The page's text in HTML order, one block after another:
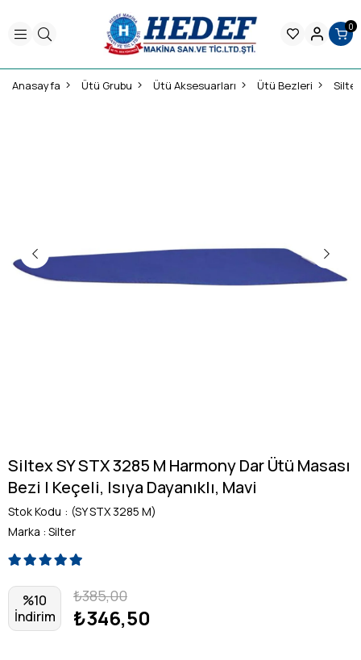
0
Anasayfa Ütü Grubu Ütü Aksesuarları Ütü Bezleri
Siltex SY STX 3285 M Harmony Dar Ütü Masası
Bezi | Keçeli, Isıya Dayanıklı, Mavi
Stok Kodu
(SY STX 3285 M)
Marka : Silter
%10
İndirim
₺385,00
₺346,50